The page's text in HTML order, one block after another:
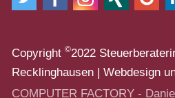
Copyright ©2022
Recklinghausen | Webdesign
COMPUTER FACTORY -